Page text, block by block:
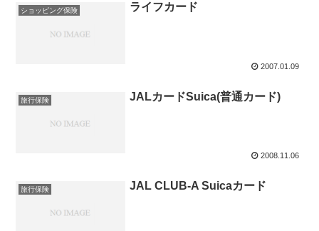
ショッピング保険 ライフカード
2007.01.09
旅行保険 JALカードSuica(普通カード)
2008.11.06
旅行保険 JAL CLUB-A Suicaカード